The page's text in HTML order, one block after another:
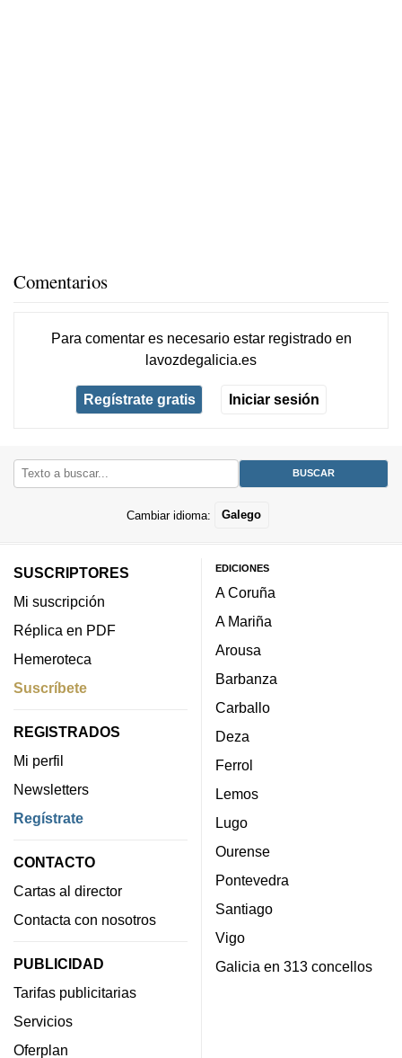
Comentarios
Para comentar es necesario estar registradoen
lavozdegalicia.es
Regístrate gratis Iniciar sesión
Cambiar idioma: Galego
SUSCRIPTORES
Mi suscripción
Réplica en PDF
Hemeroteca
Suscríbete
REGISTRADOS
Mi perfil
Newsletters
Regístrate
CONTACTO
Cartas al director
Contacta con nosotros
PUBLICIDAD
Tarifas publicitarias
Servicios
Oferplan
EDICIONES
A Coruña
A Mariña
Arousa
Barbanza
Carballo
Deza
Ferrol
Lemos
Lugo
Ourense
Pontevedra
Santiago
Vigo
Galicia en 313 concellos